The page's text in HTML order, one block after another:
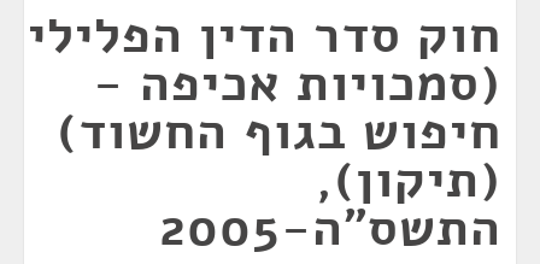
חוק סדר הדין הפלילי
(סמכויות אכיפה -
חיפוש בגוף החשוד)
(תיקון),
התשס"ה-2005